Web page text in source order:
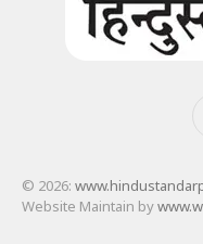
© 2026:
Website Maintain by